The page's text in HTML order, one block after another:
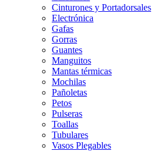
Cinturones y Portadorsales
Electrónica
Gafas
Gorras
Guantes
Manguitos
Mantas térmicas
Mochilas
Pañoletas
Petos
Pulseras
Toallas
Tubulares
Vasos Plegables